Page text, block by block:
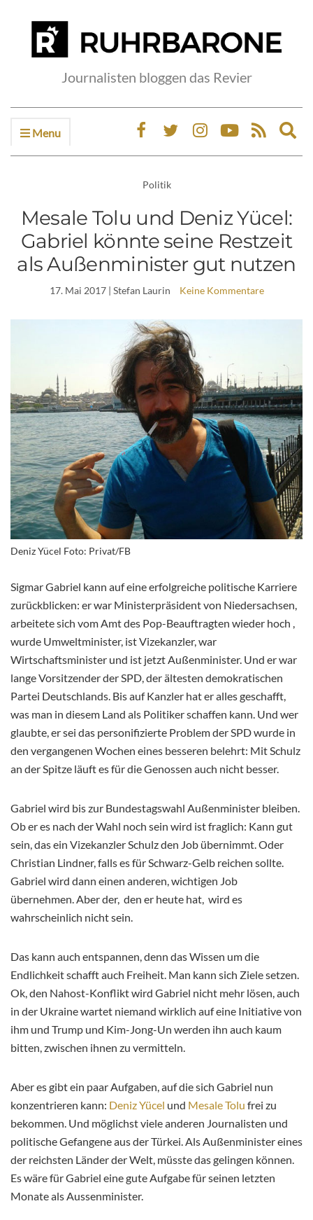
Journalisten bloggen das Revier
Menu
Politik
Mesale Tolu und Deniz Yücel:
Gabriel könnte seine Restzeit
als Außenminister gut nutzen
17. Mai 2017| Stefan Laurin Keine Kommentare
Deniz Yücel Foto: Privat/FB
Sigmar Gabriel kann auf eine erfolgreiche politische Karriere
zurückblicken: er war Ministerpräsident von Niedersachsen,
arbeitete sich vom Amt des Pop-Beauftragten wieder hoch ,
wurde Umweltminister, ist Vizekanzler, war
Wirtschaftsminister und ist jetzt Außenminister. Und er war
lange Vorsitzender der SPD, der ältesten demokratischen
Partei Deutschlands. Bis auf Kanzler hat er alles geschafft,
was man in diesem Land als Politiker schaffen kann. Und wer
glaubte, er sei das personifizierte Problem der SPD wurde in
den vergangenen Wochen eines besseren belehrt: Mit Schulz
an der Spitze läuft es für die Genossen auch nicht besser.
Gabriel wird bis zur Bundestagswahl Außenminister bleiben.
Ob er es nach der Wahl noch sein wird ist fraglich: Kann gut
sein, das ein Vizekanzler Schulz den Job übernimmt. Oder
Christian Lindner, falls es für Schwarz-Gelb reichen sollte.
Gabriel wird dann einen anderen, wichtigen Job
übernehmen. Aber der, den er heute hat, wird es
wahrscheinlich nicht sein.
Das kann auch entspannen, denn das Wissen um die
Endlichkeit schafft auch Freiheit. Man kann sich Ziele setzen.
Ok, den Nahost-Konflikt wird Gabriel nicht mehr lösen, auch
in der Ukraine wartet niemand wirklich auf eine Initiative von
ihm und Trump und Kim-Jong-Un werden ihn auch kaum
bitten, zwischen ihnen zu vermitteln.
Aber es gibt ein paar Aufgaben, auf die sich Gabriel nun
konzentrieren kann: Deniz Yücel und Mesale Tolu frei zu
bekommen. Und möglichst viele anderen Journalisten und
politische Gefangene aus der Türkei. Als Außenminister eines
der reichsten Länder der Welt, müsste das gelingen können.
Es wäre für Gabriel eine gute Aufgabe für seinen letzten
Monate als Aussenminister.